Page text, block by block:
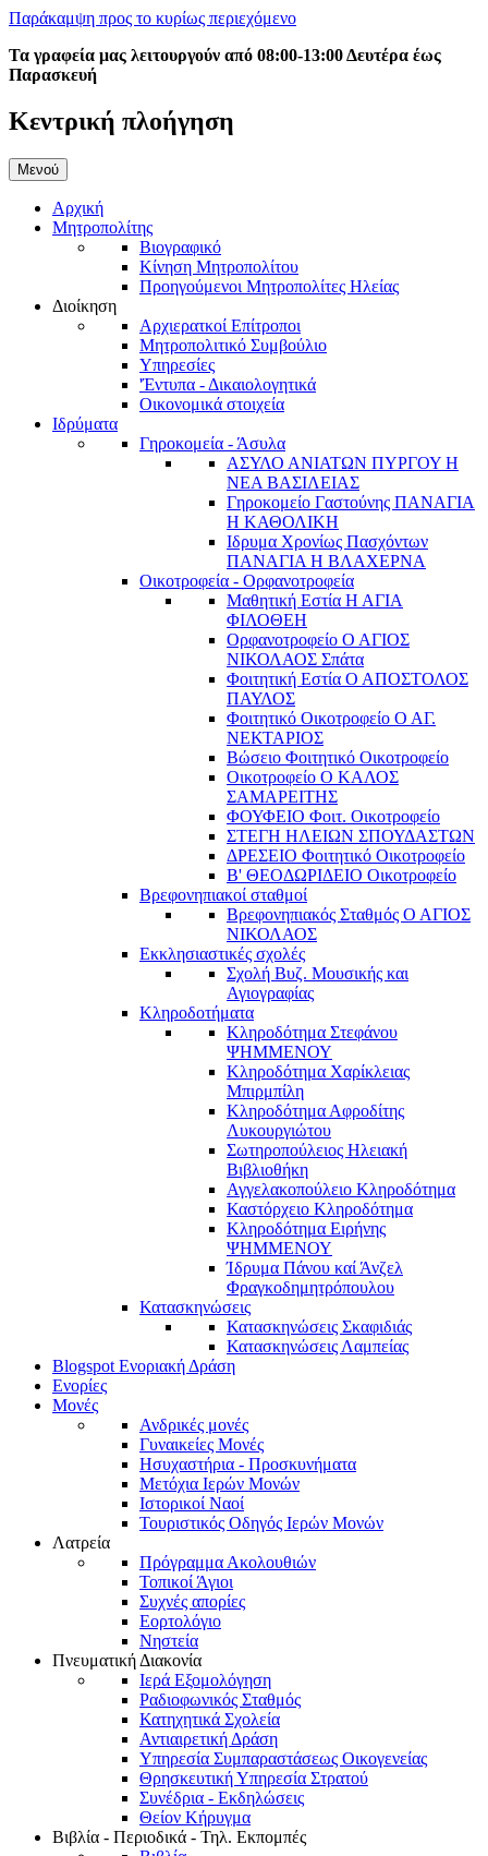
Παράκαμψη προς το κυρίως περιεχόμενο
Τα γραφεία μας λειτουργούν από 08:00-13:00 Δευτέρα έως
Παρασκευή
Κεντρική πλοήγηση
Μενού
Αρχική
Μητροπολίτης
Βιογραφικό
Κίνηση Μητροπολίτου
Προηγούμενοι Μητροπολίτες Ηλείας
Διοίκηση
Αρχιερατκοί Επίτροποι
Μητροπολιτικό Συμβούλιο
Υπηρεσίες
'Έντυπα - Δικαιολογητικά
Οικονομικά στοιχεία
Ιδρύματα
Γηροκομεία - Άσυλα
ΑΣΥΛΟ ΑΝΙΑΤΩΝ ΠΥΡΓΟΥ Η
ΝΕΑ ΒΑΣΙΛΕΙΑΣ
Γηροκομείο Γαστούνης ΠΑΝΑΓΙΑ
Η ΚΑΘΟΛΙΚΗ
Ιδρυμα Χρονίως Πασχόντων
ΠΑΝΑΓΙΑ Η ΒΛΑΧΕΡΝΑ
Οικοτροφεία - Ορφανοτροφεία
Μαθητική Εστία Η ΑΓΙΑ
ΦΙΛΟΘΕΗ
Ορφανοτροφείο Ο ΑΓΙΟΣ
ΝΙΚΟΛΑΟΣ Σπάτα
Φοιτητική Εστία Ο ΑΠΟΣΤΟΛΟΣ
ΠΑΥΛΟΣ
Φοιτητικό Οικοτροφείο Ο ΑΓ.
ΝΕΚΤΑΡΙΟΣ
Βώσειο Φοιτητικό Οικοτροφείο
Οικοτροφείο Ο ΚΑΛΟΣ
ΣΑΜΑΡΕΙΤΗΣ
ΦΟΥΦΕΙΟ Φοιτ. Οικοτροφείο
ΣΤΕΓΗ ΗΛΕΙΩΝ ΣΠΟΥΔΑΣΤΩΝ
ΔΡΕΣΕΙΟ Φοιτητικό Οικοτροφείο
Β' ΘΕΟΔΩΡΙΔΕΙΟ Οικοτροφείο
Βρεφονηπιακοί σταθμοί
Βρεφονηπιακός Σταθμός Ο ΑΓΙΟΣ
ΝΙΚΟΛΑΟΣ
Εκκλησιαστικές σχολές
Σχολή Βυζ. Μουσικής και
Αγιογραφίας
Κληροδοτήματα
Κληροδότημα Στεφάνου
ΨΗΜΜΕΝΟΥ
Κληροδότημα Χαρίκλειας
Μπιρμπίλη
Κληροδότημα Αφροδίτης
Λυκουργιώτου
Σωτηροπούλειος Ηλειακή
Βιβλιοθήκη
Αγγελακοπούλειο Κληροδότημα
Καστόρχειο Κληροδότημα
Κληροδότημα Ειρήνης
ΨΗΜΜΕΝΟΥ
Ίδρυμα Πάνου καί Άνζελ
Φραγκοδημητρόπουλου
Κατασκηνώσεις
Κατασκηνώσεις Σκαφιδιάς
Κατασκηνώσεις Λαμπείας
Blogspot Ενοριακή Δράση
Ενορίες
Μονές
Ανδρικές μονές
Γυναικείες Μονές
Ησυχαστήρια - Προσκυνήματα
Μετόχια Ιερών Μονών
Ιστορικοί Ναοί
Τουριστικός Οδηγός Ιερών Μονών
Λατρεία
Πρόγραμμα Ακολουθιών
Τοπικοί Άγιοι
Συχνές απορίες
Εορτολόγιο
Νηστεία
Πνευματική Διακονία
Ιερά Εξομολόγηση
Ραδιοφωνικός Σταθμός
Κατηχητικά Σχολεία
Αντιαιρετική Δράση
Υπηρεσία Συμπαραστάσεως Οικογενείας
Θρησκευτική Υπηρεσία Στρατού
Συνέδρια - Εκδηλώσεις
Θείον Κήρυγμα
Βιβλία - Περιοδικά - Τηλ. Εκπομπές